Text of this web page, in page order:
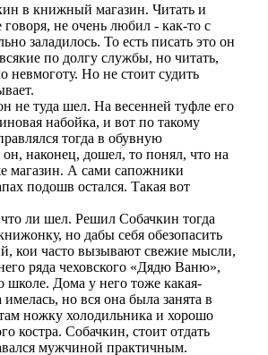
в книжный магазин. Читать и
говоря, не очень любил - как-то с
заладилось. То есть писать это он
по долгу службы, но читать,
невмоготу. Но не стоит судить
не туда шел. На весенней туфле его
набойка, и вот по такому
тогда в обувную
наконец, дошел, то понял, что на
магазин. А сами сапожники
подошв остался. Такая вот
ли шел. Решил Собачкин тогда
но дабы себя обезопасить
кои часто вызывают свежие мысли,
ряда чеховского «Дядю Ваню»,
школе. Дома у него тоже какая-
имелась, но вся она была занята в
ножку холодильника и хорошо
костра. Собачкин, стоит отдать
мужчиной практичным.